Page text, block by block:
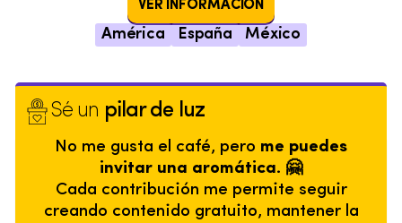
VER INFORMACIÓN
América España México
Sé un pilar de luz
No me gusta el café, pero me puedes
invitar una aromática. 🤗
Cada contribución me permite seguir
creando contenido gratuito, mantener la